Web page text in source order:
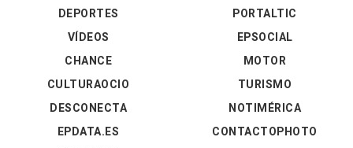
DEPORTES
VÍDEOS
PORTALTIC
EPSOCIAL
CHANCE
CULTURAOCIO
DESCONECTA
EPDATA.ES
MOTOR
TURISMO
NOTIMÉRICA
CONTACTOPHOTO